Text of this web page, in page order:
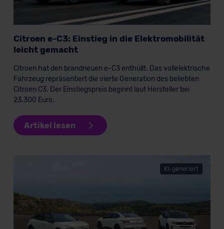
Citroen e-C3: Einstieg in die Elektromobilität
leicht gemacht
Citroen hat den brandneuen e-C3 enthüllt. Das vollelektrische
Fahrzeug repräsentiert die vierte Generation des beliebten
Citroen C3. Der Einstiegspreis beginnt laut Hersteller bei
23.300 Euro.
Artikel lesen
KI-generiert